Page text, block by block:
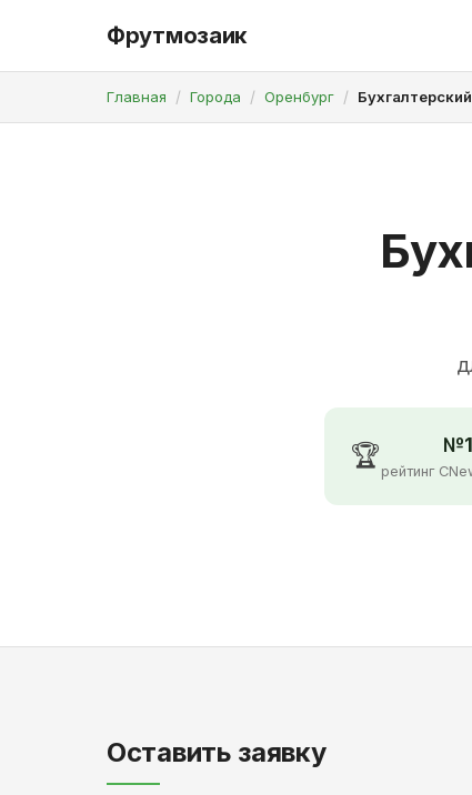
Фрутмозаик
Главная Города Оренбург
🏆 №1
рейтинг
Оставить заявку